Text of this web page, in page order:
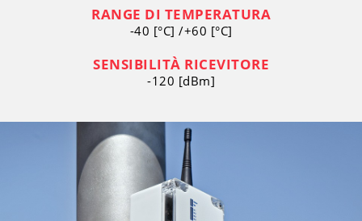
RANGE DI TEMPERATURA
-40 [°C] /+60 [°C]
SENSIBILITÀ RICEVITORE
-120 [dBm]